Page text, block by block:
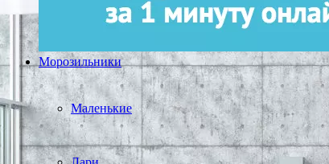
Морозильники
Маленькие